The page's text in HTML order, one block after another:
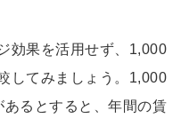
効果を活用せず、1,000
してみましょう。1,000
るとすると、年間の賃